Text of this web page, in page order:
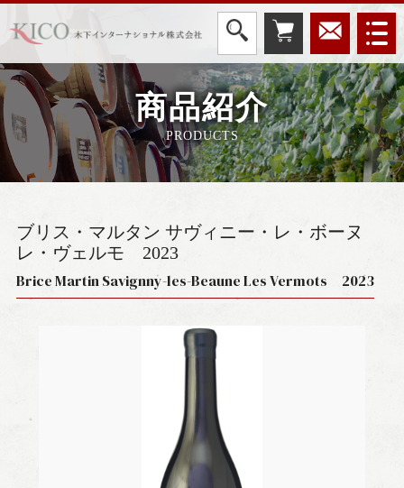
商品紹介
PRODUCTS
ブリス・マルタン サヴィニー・レ・ボーヌ
レ・ヴェルモ 2023
Brice Martin Savignny-les-Beaune Les Vermots 2023